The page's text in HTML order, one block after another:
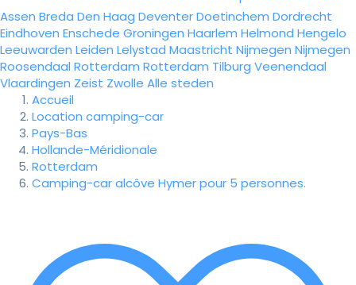
Assen Breda Den Haag DeventerDoetinchem Dordrecht
Eindhoven Enschede Groningen Haarlem Helmond Hengelo
Leeuwarden Leiden Lelystad Maastricht Nijmegen Nijmegen
Roosendaal Rotterdam Rotterdam Tilburg Veenendaal
Vlaardingen Zeist Zwolle Alle steden
Accueil
Location camping-car
Pays-Bas
Hollande-Méridionale
Rotterdam
Camping-car alcôve Hymer pour 5 personnes.